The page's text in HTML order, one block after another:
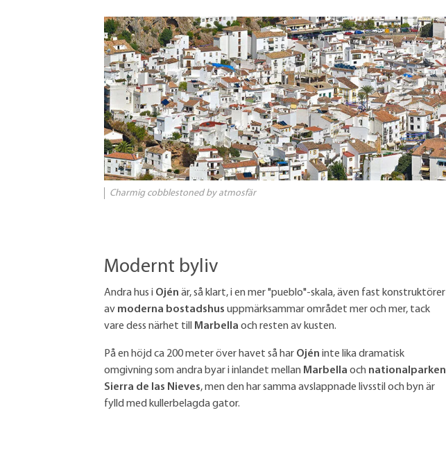
Charmig cobblestoned by atmosfär
Modernt byliv
Andra hus i Ojénär, så klart, i en mer "pueblo"-skala, även fast konstruktörer
av moderna bostadshusuppmärksammar området mer och mer, tack
vare dess närhet till Marbellaoch resten av kusten.
På en höjd ca 200 meter över havet så har Ojéninte lika dramatisk
omgivning som andra byar i inlandet mellan Marbellaoch nationalparken
Sierra de las Nieves, men den har samma avslappnade livsstil och byn är
fylld med kullerbelagda gator.